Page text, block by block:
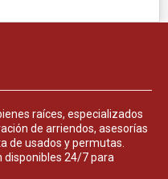
raíces, especializados
de arriendos, asesorías
de usados y permutas.
disponibles 24/7 para